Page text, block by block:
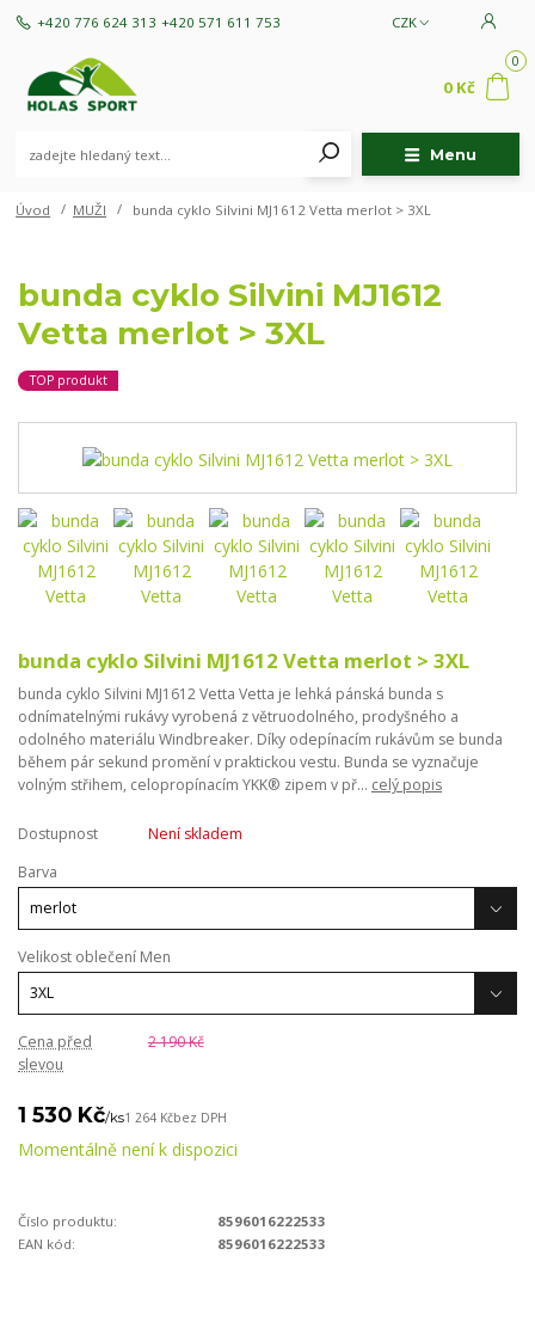
Menu
CZK
+420 776 624 313 +420 571 611 753
0
0 Kč
Úvod MUŽI bunda cyklo Silvini MJ1612 Vetta merlot > 3XL
bunda cyklo Silvini MJ1612
Vetta merlot > 3XL
TOP produkt
bunda cyklo Silvini MJ1612 Vetta merlot > 3XL
bunda cyklo Silvini MJ1612 Vetta Vetta je lehká pánská bunda s
odnímatelnými rukávy vyrobená z větruodolného, ​​prodyšného a
odolného materiálu Windbreaker. Díky odepínacím rukávům se bunda
během pár sekund promění v praktickou vestu. Bunda se vyznačuje
volným střihem, celopropínacím YKK® zipem v př... celý popis
Dostupnost
Není skladem
Barva
Velikost oblečení Men
Cena před
slevou
2 190 Kč
1 530 Kč/ks1 264 Kčbez DPH
Momentálně není k dispozici
Číslo produktu:
8596016222533
EAN kód:
8596016222533